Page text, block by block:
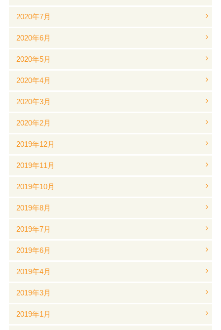
2020年7月
2020年6月
2020年5月
2020年4月
2020年3月
2020年2月
2019年12月
2019年11月
2019年10月
2019年8月
2019年7月
2019年6月
2019年4月
2019年3月
2019年1月